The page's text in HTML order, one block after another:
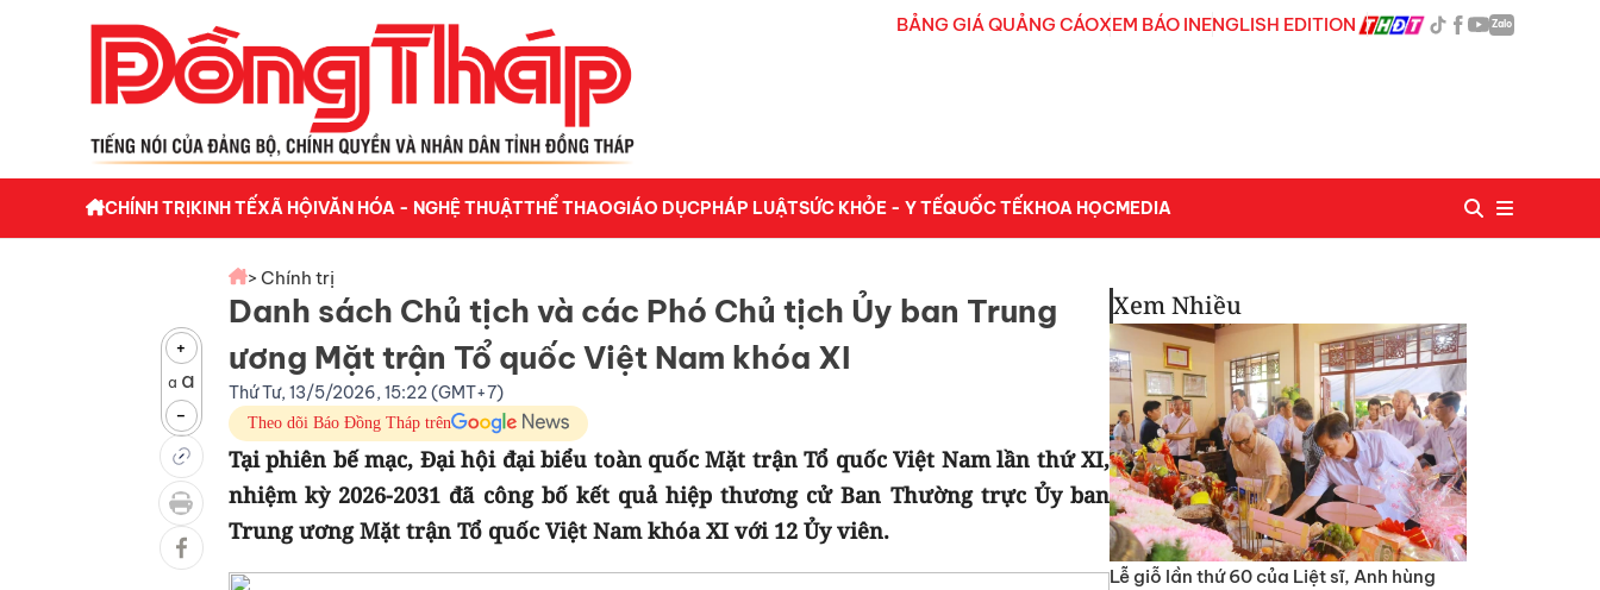
BẢNG GIÁ QUẢNG CÁOXEM BÁO INENGLISH EDITION Zalo
CHÍNH TRỊKINH TẾXÃ HỘIVĂN HÓA - NGHỆ THUẬTTHỂ THAOGIÁO DỤCPHÁP LUẬTSỨC KHỎE - Y TẾQUỐC TẾKHOA HỌCMEDIA
+
a a
-
> Chính trị
Danh sách Chủ tịch và các Phó Chủ tịch Ủy ban Trung
ương Mặt trận Tổ quốc Việt Nam khóa XI
Thứ Tư, 13/5/2026, 15:22 (GMT+7)
Theo dõi Báo Đồng Tháp trên
Tại phiên bế mạc, Đại hội đại biểu toàn quốc Mặt trận Tổ quốc Việt Nam lần thứ XI,
nhiệm kỳ 2026-2031 đã công bố kết quả hiệp thương cử Ban Thường trực Ủy ban
Trung ương Mặt trận Tổ quốc Việt Nam khóa XI với 12 Ủy viên.
Xem Nhiều
Lễ giỗ lần thứ 60 của Liệt sĩ, Anh hùng